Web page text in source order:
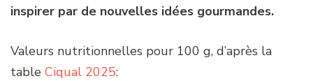
inspirer par de nouvelles idées gourmandes.
Valeurs nutritionnelles pour 100 g, d’après la
table Ciqual 2025: